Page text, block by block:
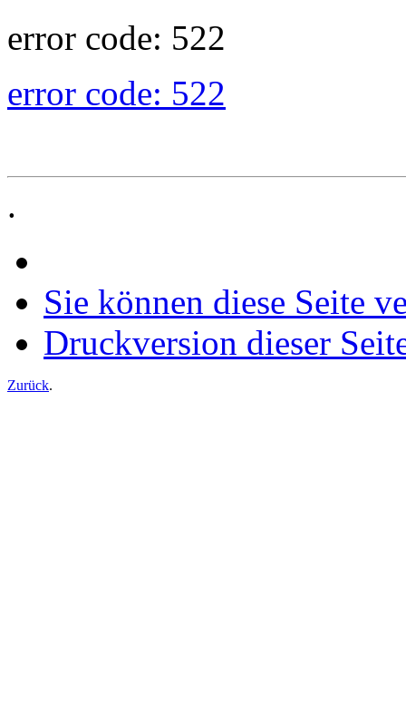
error code: 522
error code: 522
.
Sie können diese Seite
Druckversion dieser
Zurück.